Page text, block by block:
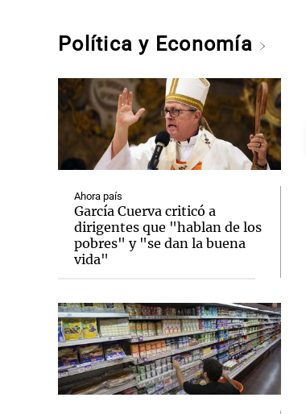
Política y Economía
Ahora país
García Cuerva criticó a
dirigentes que "hablan de los
pobres" y "se dan la buena
vida"